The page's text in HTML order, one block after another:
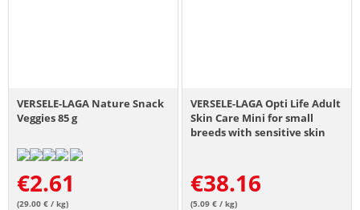
VERSELE-LAGA Nature Snack
Veggies 85 g
€2.61
(29.00 € / kg)
VERSELE-LAGA Opti Life Adult
Skin Care Mini for small
breeds with sensitive skin
€38.16
(5.09 € / kg)